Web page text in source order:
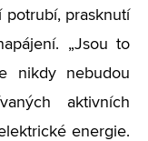
prasknutí
„Jsou to
nikdy nebudou
aktivních
energie.